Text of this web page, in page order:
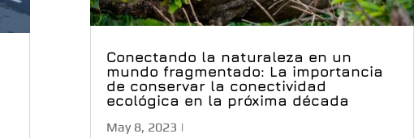
Conectando la naturaleza en un
mundo fragmentado: La importancia
de conservar la conectividad
ecológica en la próxima década
May 8, 2023 |